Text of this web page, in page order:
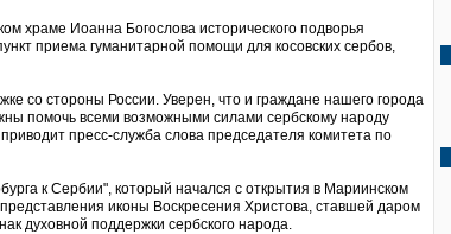
храме Иоанна Богослова исторического подворья
приема гуманитарной помощи для косовских сербов,
со стороны России. Уверен, что и граждане нашего города
помочь всеми возможными силами сербскому народу
пресс-служба слова председателя комитета по
к Сербии", который начался с открытия в Мариинском
иконы Воскресения Христова, ставшей даром
духовной поддержки сербского народа.